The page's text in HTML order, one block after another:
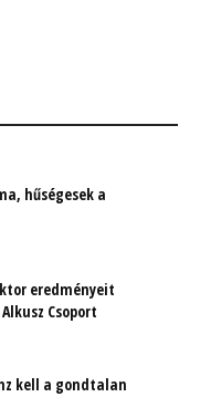
hűségesek a
eredményeit
Csoport
kell a gondtalan